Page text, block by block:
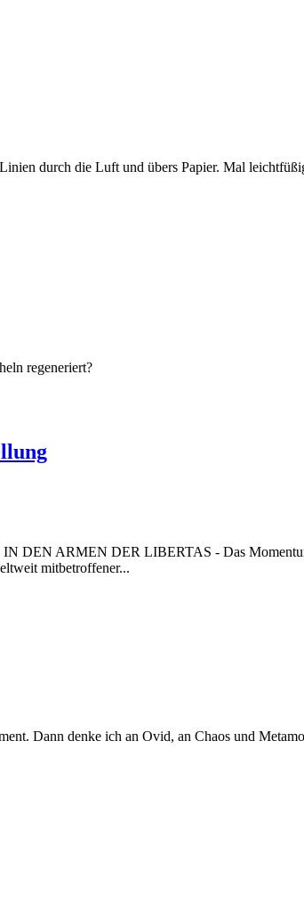
durch die Luft und übers Papier. Mal
regeneriert?
IN DEN ARMEN DER LIBERTAS - Das
mitbetroffener...
Dann denke ich an Ovid, an Chaos und